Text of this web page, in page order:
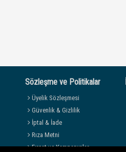
Sözleşme ve Politikalar
Üyelik Sözleşmesi
Güvenlik & Gizlilik
İptal & İade
Rıza Metni
Fırsat ve Kampanyalar